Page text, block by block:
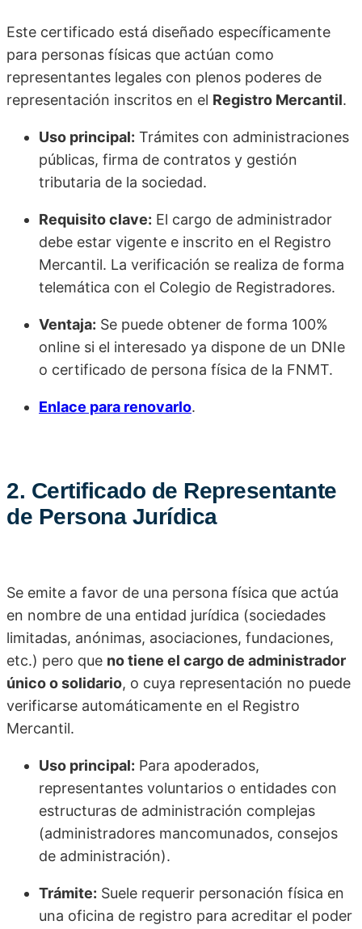
Este certificado está diseñado específicamente
para personas físicas que actúan como
representantes legales con plenos poderes de
representación inscritos en el Registro Mercantil.
Uso principal: Trámites con administraciones
públicas, firma de contratos y gestión
tributaria de la sociedad.
Requisito clave: El cargo de administrador
debe estar vigente e inscrito en el Registro
Mercantil. La verificación se realiza de forma
telemática con el Colegio de Registradores.
Ventaja: Se puede obtener de forma 100%
online si el interesado ya dispone de un DNIe
o certificado de persona física de la FNMT.
Enlace para renovarlo.
2. Certificado de Representante
de Persona Jurídica
Se emite a favor de una persona física que actúa
en nombre de una entidad jurídica (sociedades
limitadas, anónimas, asociaciones, fundaciones,
etc.) pero que no tiene el cargo de administrador
único o solidario, o cuya representación no puede
verificarse automáticamente en el Registro
Mercantil.
Uso principal: Para apoderados,
representantes voluntarios o entidades con
estructuras de administración complejas
(administradores mancomunados, consejos
de administración).
Trámite: Suele requerir personación física en
una oficina de registro para acreditar el poder